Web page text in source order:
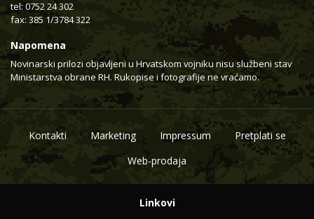
tel: 0752 24 302
fax: 385 1/3784 322
Napomena
Novinarski prilozi objavljeni u Hrvatskom vojniku nisu službeni stav
Ministarstva obrane RH. Rukopise i fotografije ne vraćamo.
Kontakti Marketing Impressum
Pretplati se
Web-prodaja
Linkovi